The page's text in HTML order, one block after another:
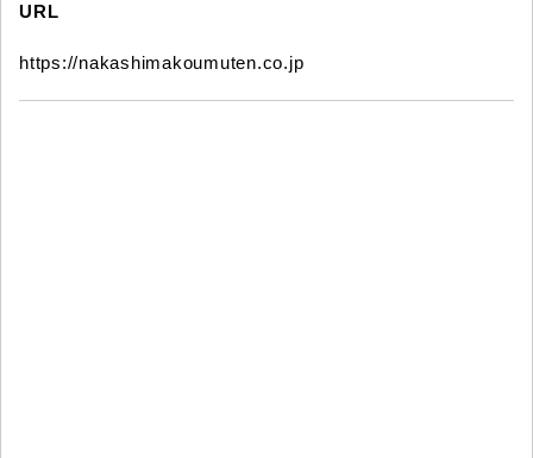
URL
https://nakashimakoumuten.co.jp